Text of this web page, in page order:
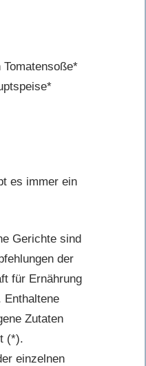
es immer ein
Gerichte sind
der
für Ernährung
Enthaltene
Zutaten
(*).
einzelnen